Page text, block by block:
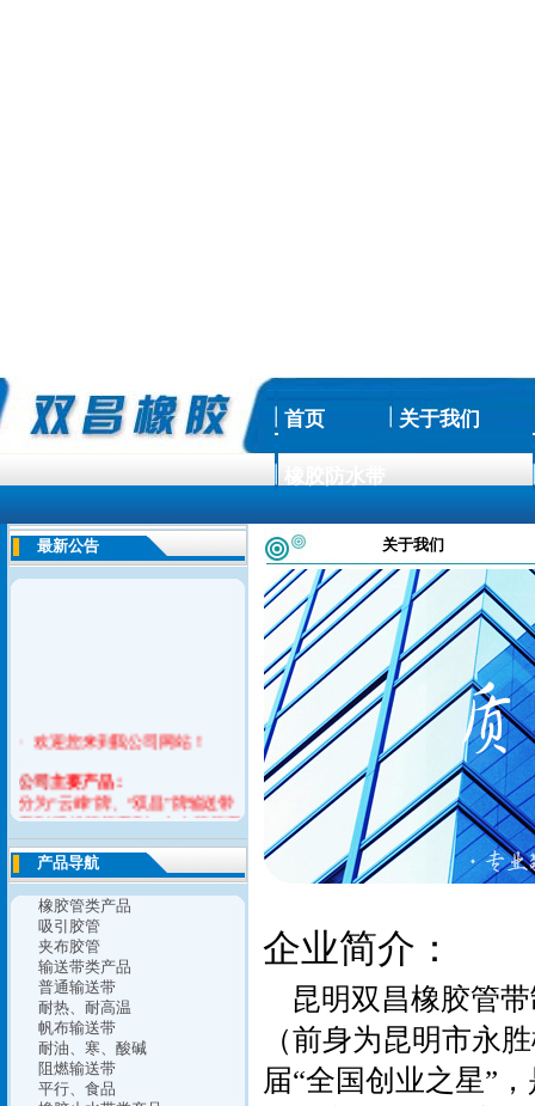
首页 关于我们
橡胶防水带
最新公告
· 欢迎您来到我公司网站！
公司主要产品：
分为“云峰”牌、“双昌”牌输送带
系列,吸排胶管系列，夹布胶管系
列，耐酸碱胶管系列，平型传送
带系列，橡胶V带系列，橡胶止
水带，模制品系列六大产品。
如您对我们的意见请联系告之我
们，谢谢！
产品导航
橡胶管类产品
吸引胶管
夹布胶管
输送带类产品
普通输送带
耐热、耐高温
帆布输送带
耐油、寒、酸碱
阻燃输送带
平行、食品
关于我们
企业简介：
昆明双昌橡胶管
（前身为昆明市永
届“全国创业之星”